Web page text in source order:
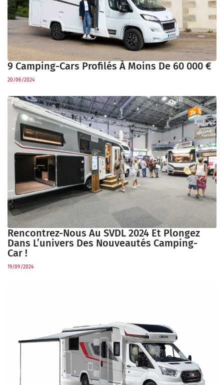
9 Camping-Cars Profilés À Moins De 60 000 €
20/06/2024
Rencontrez-Nous Au SVDL 2024 Et Plongez
Dans L’univers Des Nouveautés Camping-
Car !
19/09/2024